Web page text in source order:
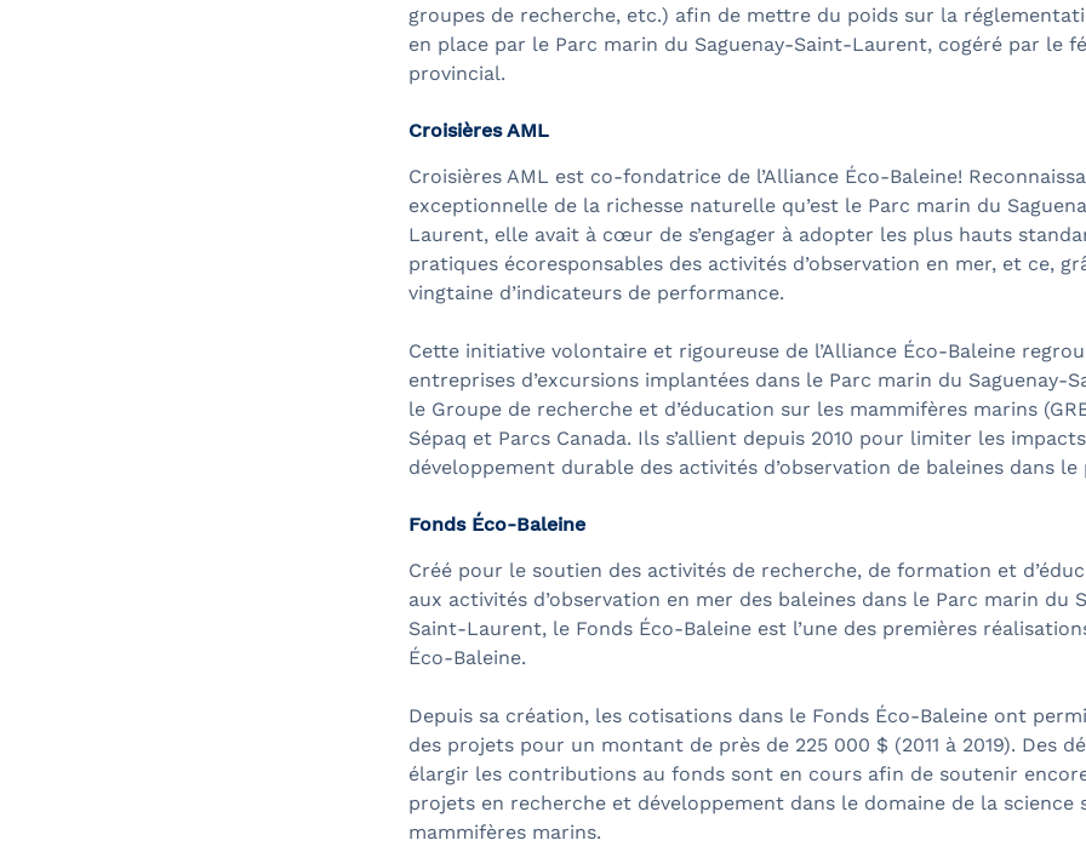
groupes de recherche, etc.) afin de mettre du poids sur la
en place par le Parc marin du Saguenay-Saint-Laurent, cogéré par le
provincial.
Croisières AML
Croisières AML est co-fondatrice de l’Alliance Éco-Baleine!
exceptionnelle de la richesse naturelle qu’est le Parc marin du
Laurent, elle avait à cœur de s’engager à adopter les plus hauts
pratiques écoresponsables des activités d’observation en mer, et ce,
vingtaine d’indicateurs de performance.
Cette initiative volontaire et rigoureuse de l’Alliance Éco-Baleine
entreprises d’excursions implantées dans le Parc marin du Saguenay-
le Groupe de recherche et d’éducation sur les mammifères marins
Sépaq et Parcs Canada. Ils s’allient depuis 2010 pour limiter les
développement durable des activités d’observation de baleines dans
Fonds Éco-Baleine
Créé pour le soutien des activités de recherche, de formation et
aux activités d’observation en mer des baleines dans le Parc marin du
Saint-Laurent, le Fonds Éco-Baleine est l’une des premières
Éco-Baleine.
Depuis sa création, les cotisations dans le Fonds Éco-Baleine ont
des projets pour un montant de près de 225 000 $ (2011 à 2019). Des
élargir les contributions au fonds sont en cours afin de soutenir
projets en recherche et développement dans le domaine de la science
mammifères marins.